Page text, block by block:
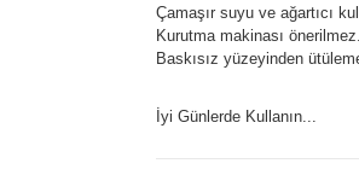
Çamaşır suyu ve ağartıcı
Kurutma makinası önerilmez.
Baskısız yüzeyinden
İyi Günlerde Kullanın...